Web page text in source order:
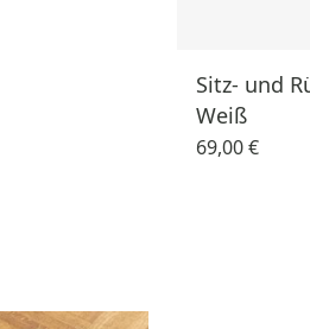
Sitz- und
Weiß
69,00 €